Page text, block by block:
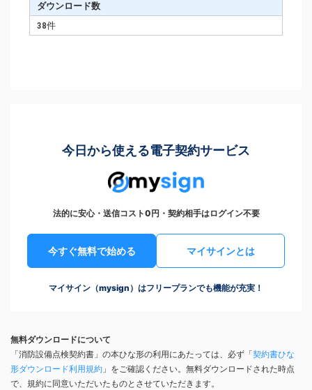
ダウンロード数
38件
今日から使える電子契約サービス
法的に安心・送信コスト0円・契約相手はログイン不要
今すぐ無料で始める マイサインとは
マイサイン（mysign）はフリープランでも機能が充実！
無料ダウンロードについて
「消防設備点検契約書」の本ひな形の利用にあたっては、必ず「契約書ひな
形ダウンロード利用規約 」をご確認ください。無料ダウンロードされた時点
で、規約に同意いただいたものとさせていただきます。